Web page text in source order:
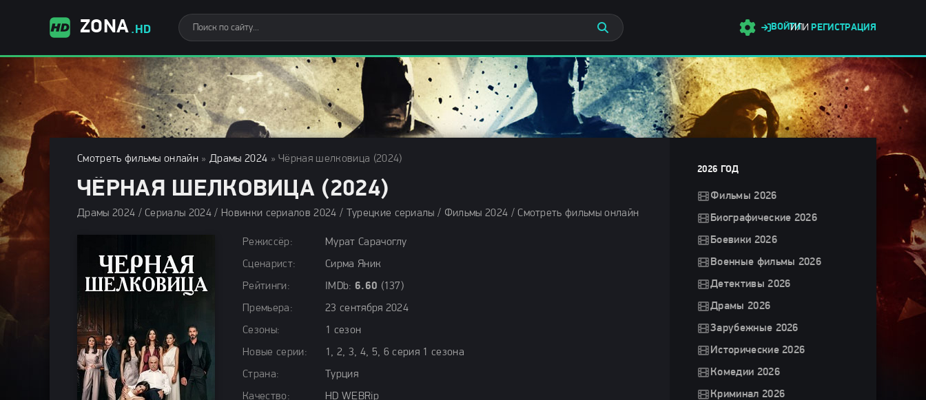
ZONA .HD ВОЙТИ
ИЛИ РЕГИСТРАЦИЯ
Смотреть фильмы онлайн »Драмы 2024 » Чёрная шелковица (2024)
ЧЁРНАЯ ШЕЛКОВИЦА (2024)
Драмы 2024 / Сериалы 2024 / Новинки сериалов 2024 / Турецкие сериалы / Фильмы 2024 / Смотреть фильмы онлайн
Режиссёр:
Мурат Сарачоглу
Сценарист:
Сирма Яник
Рейтинги:
IMDb: 6.60 (137)
Премьера:
23 сентября 2024
Сезоны:
1 сезон
Новые серии:
1, 2, 3, 4, 5, 6 серия 1 сезона
Страна:
Турция
Качество:
HD WEBRip
2026 ГОД
Фильмы 2026
Биографические 2026
Боевики 2026
Военные фильмы 2026
Детективы 2026
Драмы 2026
Зарубежные 2026
Исторические 2026
Комедии 2026
Криминал 2026